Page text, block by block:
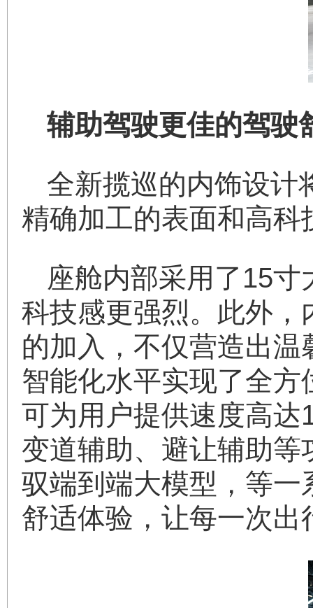
辅助驾驶更佳的驾驶
全新揽巡的内饰设计
精确加工的表面和高
座舱内部采用了15
科技感更强烈。此外
的加入，不仅营造出
智能化水平实现了全
可为用户提供速度高
变道辅助、避让辅助
驭端到端大模型，等
舒适体验，让每一次